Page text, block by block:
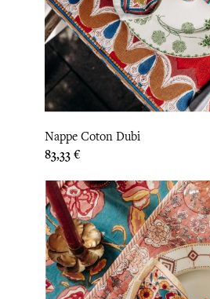
Nappe Coton Dubi
Prix
83,33 €